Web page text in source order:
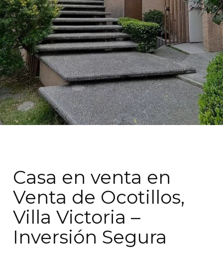
Casa en venta en
Venta de Ocotillos,
Villa Victoria –
Inversión Segura